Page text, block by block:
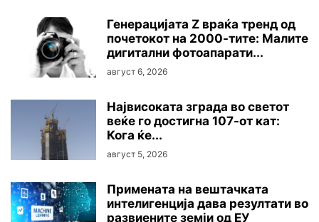
Генерацијата Z враќа тренд од
почетокот на 2000-тите: Малите
дигитални фотоапарати...
август 6, 2026
Највисоката зграда во светот
веќе го достигна 107-от кат:
Кога ќе...
август 5, 2026
Примената на вештачката
интелигенција дава резултати во
развиените земји од ЕУ